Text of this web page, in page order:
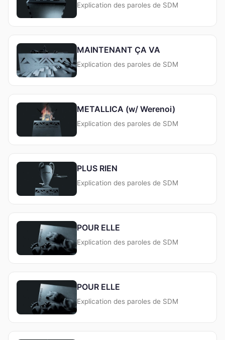
Explication des paroles de SDM
MAINTENANT ÇA VA
Explication des paroles de SDM
METALLICA (w/ Werenoi)
Explication des paroles de SDM
PLUS RIEN
Explication des paroles de SDM
POUR ELLE
Explication des paroles de SDM
POUR ELLE
Explication des paroles de SDM